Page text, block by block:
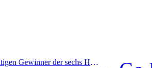
Prev:Die endgültigen Gewinner der sechs Hauptpreise wurden bekanntgegeben, über hundert Hotels und Unternehmen erhalten jährlich Auszeichnungen!